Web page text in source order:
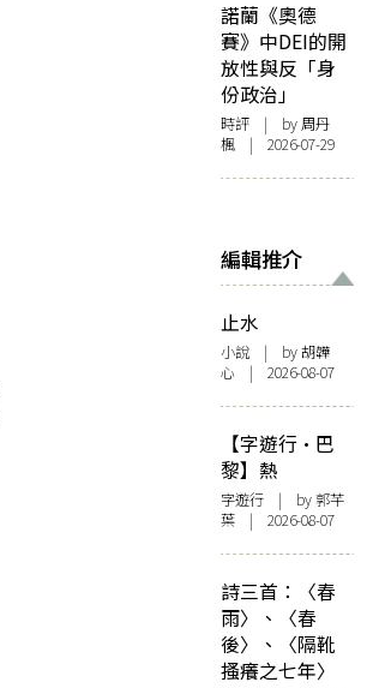
諾蘭《奧德
賽》中DEI的開
放性與反「身
份政治」
時評 | by周丹
楓 | 2026-07-29
編輯推介
止水
小說 | by 胡韡
心 | 2026-08-07
【字遊行·巴
黎】熱
字遊行 | by 郭芊
葉 | 2026-08-07
詩三首：〈春
雨〉、〈春
後〉、〈隔靴
搔癢之七年〉